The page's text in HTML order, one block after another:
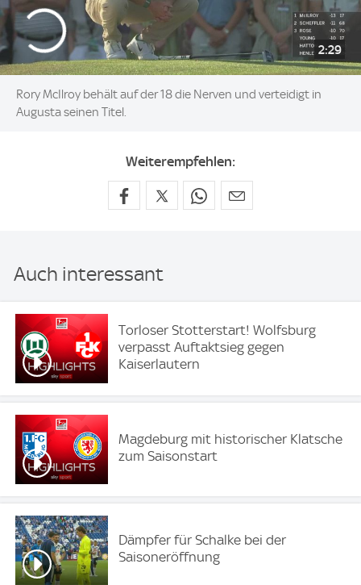
2:29
Rory McIlroy behält auf der 18 die Nerven und verteidigt in
Augusta seinen Titel.
Weiterempfehlen:
Auch interessant
Torloser Stotterstart! Wolfsburg
verpasst Auftaktsieg gegen
Kaiserlautern
Magdeburg mit historischer Klatsche
zum Saisonstart
Dämpfer für Schalke bei der
Saisoneröffnung